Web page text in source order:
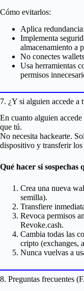
Cómo evitarlos:
Aplica
Implementa
almacenamiento a
No conectes
Usa herramientas
permisos
7. ¿Y si alguien accede a
En cuanto alguien
que tú.
No necesita hackearte.
dispositivo y transferir los
Qué hacer si
Crea una nueva
semilla).
Transfiere
Revoca permisos
Revoke.cash.
Cambia todas las
cripto (exchanges,
Nunca vuelvas a
8. Preguntas frecuentes